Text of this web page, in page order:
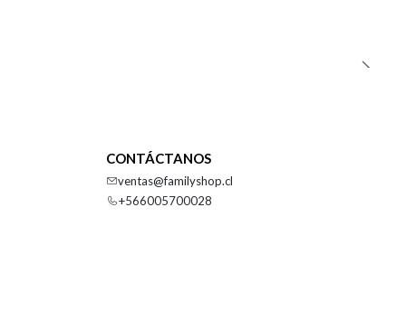
CONTÁCTANOS
ventas@familyshop.cl
+566005700028